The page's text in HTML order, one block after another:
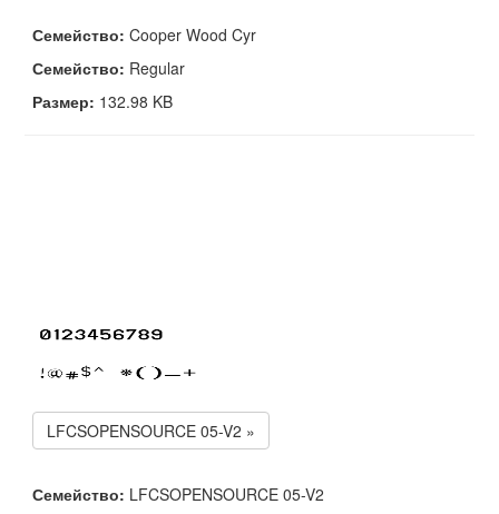
Семейство: Cooper Wood Cyr
Семейство: Regular
Размер: 132.98 KB
LFCSOPENSOURCE 05-V2 »
Семейство: LFCSOPENSOURCE 05-V2